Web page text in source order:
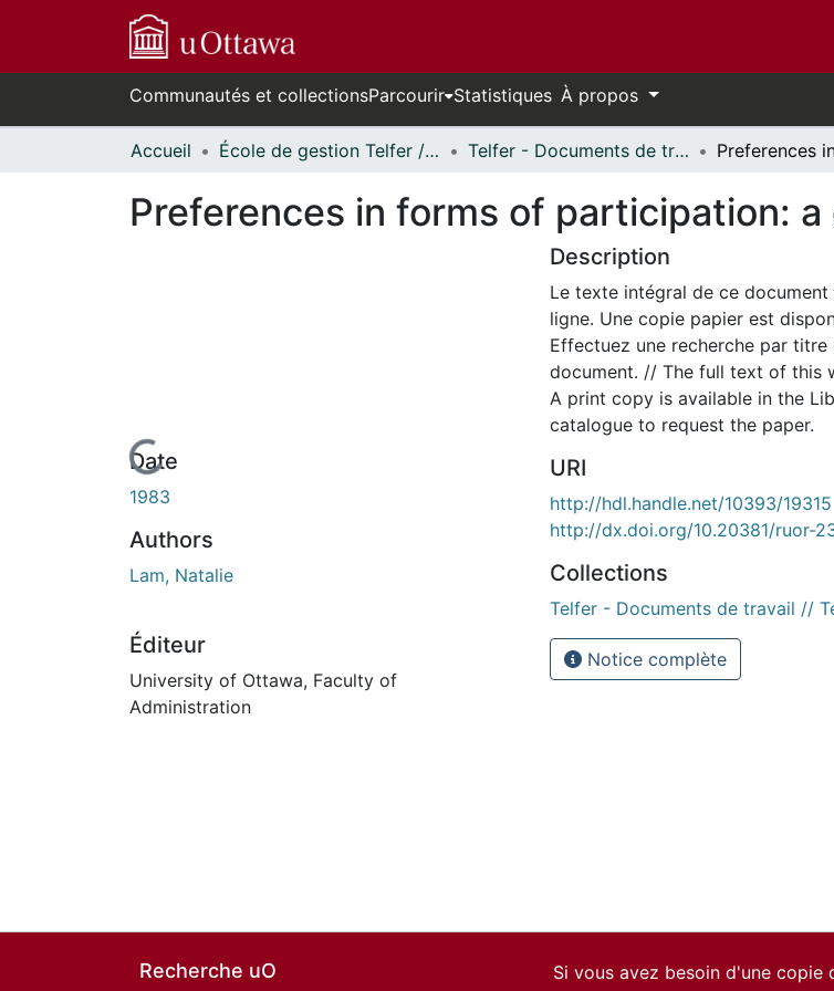
Communautés et collectionsParcourir Statistiques À propos
Accueil École de gestion Telfer // Telfer School of Management Telfer - Documents de travail // Telfer - Working Papers
Preferences in forms of participation:
En cours de chargement...
Date
1983
Authors
Lam, Natalie
Éditeur
University of Ottawa, Faculty of
Administration
Description
Le texte intégral de ce
ligne. Une copie papier est
Effectuez une recherche par
document. // The full text of this
A print copy is available in the
catalogue to request the paper.
URI
http://hdl.handle.net/10393/19315
http://dx.doi.org/10.20381/ruor-
Collections
Telfer - Documents de travail //
Notice complète
Recherche uO
Si vous avez besoin d'une copie